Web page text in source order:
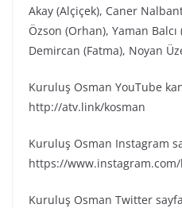
Akay (Alçiçek), Caner
Özson (Orhan), Yaman
Demircan (Fatma), Noyan
Kuruluş Osman YouTube
http://atv.link/kosman
Kuruluş Osman Instagram
https://
Kuruluş Osman Twitter